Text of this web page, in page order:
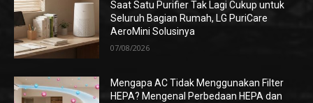
Saat Satu Purifier Tak Lagi Cukup untuk
Seluruh Bagian Rumah, LG PuriCare
AeroMini Solusinya
07/08/2026
Mengapa AC Tidak Menggunakan Filter
HEPA? Mengenal Perbedaan HEPA dan